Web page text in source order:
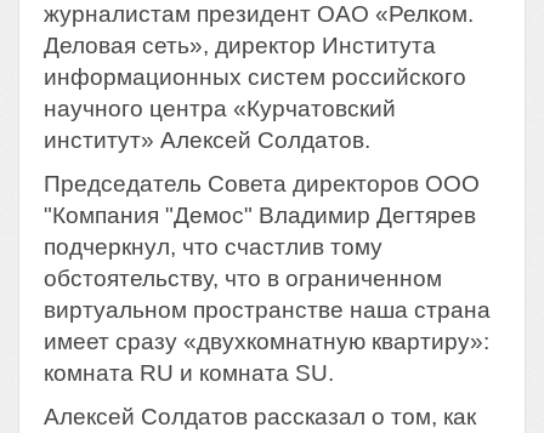
журналистам президент ОАО «Релком.
Деловая сеть», директор Института
информационных систем российского
научного центра «Курчатовский
институт» Алексей Солдатов.
Председатель Совета директоров ООО
"Компания "Демос" Владимир Дегтярев
подчеркнул, что счастлив тому
обстоятельству, что в ограниченном
виртуальном пространстве наша страна
имеет сразу «двухкомнатную квартиру»:
комната RU и комната SU.
Алексей Солдатов рассказал о том, как